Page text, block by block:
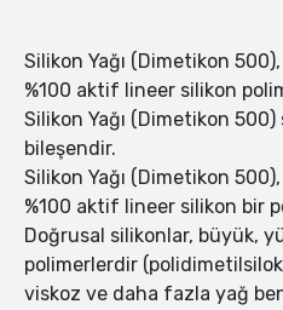
Silikon Yağı (Dimetikon
%100 aktif lineer silikon
Silikon Yağı (Dimetikon
bileşendir.
Silikon Yağı (Dimetikon
%100 aktif lineer silikon bir
Doğrusal silikonlar, büyük,
polimerlerdir
viskoz ve daha fazla yağ